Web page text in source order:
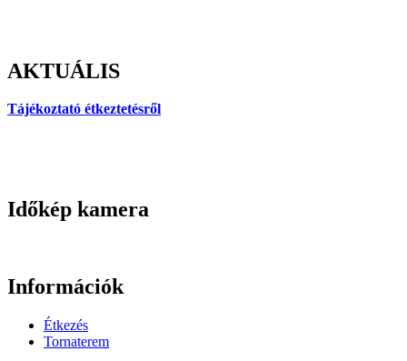
AKTUÁLIS
Tájékoztató étkeztetésről
Időkép kamera
Információk
Étkezés
Tornaterem